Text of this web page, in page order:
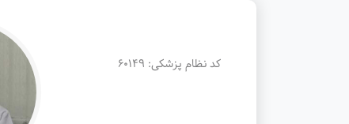
کد نظام پزشکی: 60149